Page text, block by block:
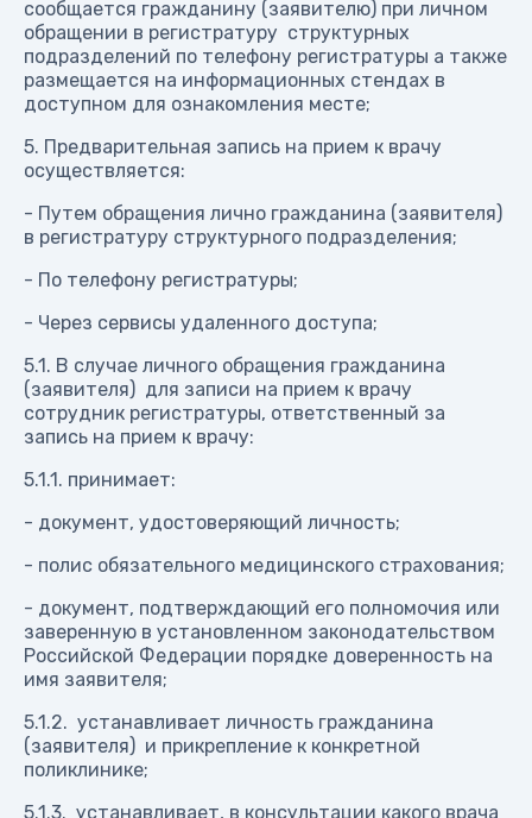
сообщается гражданину (заявителю) при личном
обращении в регистратуру структурных
подразделений по телефону регистратуры а также
размещается на информационных стендах в
доступном для ознакомления месте;
5. Предварительная запись на прием к врачу
осуществляется:
- Путем обращения лично гражданина (заявителя)
в регистратуру структурного подразделения;
- По телефону регистратуры;
- Через сервисы удаленного доступа;
5.1. В случае личного обращения гражданина
(заявителя) для записи на прием к врачу
сотрудник регистратуры, ответственный за
запись на прием к врачу:
5.1.1. принимает:
- документ, удостоверяющий личность;
- полис обязательного медицинского страхования;
- документ, подтверждающий его полномочия или
заверенную в установленном законодательством
Российской Федерации порядке доверенность на
имя заявителя;
5.1.2. устанавливает личность гражданина
(заявителя) и прикрепление к конкретной
поликлинике;
5.1.3. устанавливает, в консультации какого врача